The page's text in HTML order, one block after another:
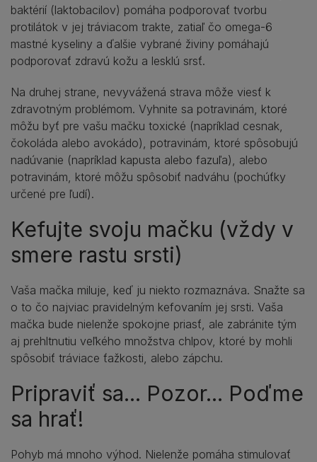
baktérií (laktobacilov) pomáha podporovať tvorbu
protilátok v jej tráviacom trakte, zatiaľ čo omega-6
mastné kyseliny a ďalšie vybrané živiny pomáhajú
podporovať zdravú kožu a lesklú srsť.
Na druhej strane, nevyvážená strava môže viesť k
zdravotným problémom. Vyhnite sa potravinám, ktoré
môžu byť pre vašu mačku toxické (napríklad cesnak,
čokoláda alebo avokádo), potravinám, ktoré spôsobujú
nadúvanie (napríklad kapusta alebo fazuľa), alebo
potravinám, ktoré môžu spôsobiť nadváhu (pochúťky
určené pre ľudí).
Kefujte svoju mačku (vždy v
smere rastu srsti)
Vaša mačka miluje, keď ju niekto rozmaznáva. Snažte sa
o to čo najviac pravidelným kefovaním jej srsti. Vaša
mačka bude nielenže spokojne priasť, ale zabránite tým
aj prehltnutiu veľkého množstva chlpov, ktoré by mohli
spôsobiť tráviace ťažkosti, alebo zápchu.
Pripraviť sa... Pozor... Poďme
sa hrať!
Pohyb má mnoho výhod. Nielenže pomáha stimulovať